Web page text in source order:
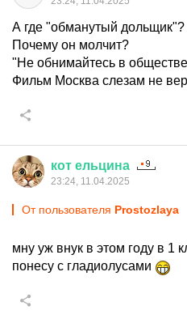
А где "обманутый дольщик"?
Почему он молчит?
"Не обнимайтесь в
Фильм Москва слезам не
кот ельцина
23:24, 11.04.2025
От пользователя Prostozlaya
мну уж внук в этом году в 1
понесу с гладиолусами